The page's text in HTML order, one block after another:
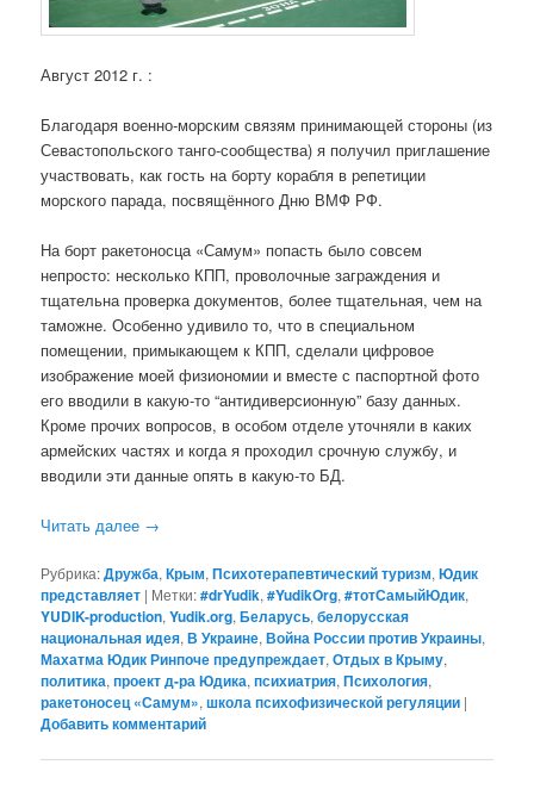
Август 2012 г. :
Благодаря военно-морским связям принимающей стороны (из
Севастопольского танго-сообщества) я получил приглашение
участвовать, как гость на борту корабля в репетиции
морского парада, посвящённого Дню ВМФ РФ.
На борт ракетоносца «Самум» попасть было совсем
непросто: несколько КПП, проволочные заграждения и
тщательна проверка документов, более тщательная, чем на
таможне. Особенно удивило то, что в специальном
помещении, примыкающем к КПП, сделали цифровое
изображение моей физиономии и вместе с паспортной фото
его вводили в какую-то “антидиверсионную” базу данных.
Кроме прочих вопросов, в особом отделе уточняли в каких
армейских частях и когда я проходил срочную службу, и
вводили эти данные опять в какую-то БД.
Читать далее →
Рубрика:Дружба,Крым,Психотерапевтический туризм,Юдик
представляет | Метки:#‎drYudik,#YudikOrg,#тотСамыйЮдик,
YUDIK-production,Yudik.org,Беларусь,белорусская
национальная идея,В Украине,Война России против Украины,
Махатма Юдик Ринпоче предупреждает,Отдых в Крыму,
политика,проект д-ра Юдика,психиатрия,Психология,
ракетоносец «Самум»,школа психофизической регуляции |
Добавить комментарий